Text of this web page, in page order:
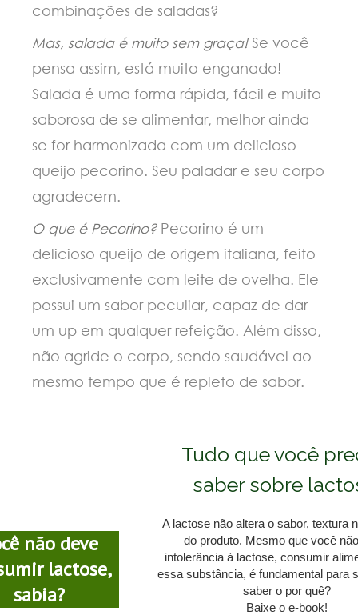
combinações de saladas?
Mas, salada é muito sem graça!Se você
pensa assim, está muito enganado!
Salada é uma forma rápida, fácil e muito
saborosa de se alimentar, melhor ainda
se for harmonizada com um delicioso
queijo pecorino. Seu paladar e seu corpo
agradecem.
O que é Pecorino? Pecorino é um
delicioso queijo de origem italiana, feito
exclusivamente com leite de ovelha. Ele
possui um sabor peculiar, capaz de dar
um up em qualquer refeição. Além disso,
não agride o corpo, sendo saudável ao
mesmo tempo que é repleto de sabor.
não deve
lactose,
sabia?
Tudo que você
saber sobre
A lactose não altera o sabor, textura
do produto. Mesmo que você
intolerância à lactose, consumir
essa substância, é fundamental para
saber o por quê?
Baixe o e-book!